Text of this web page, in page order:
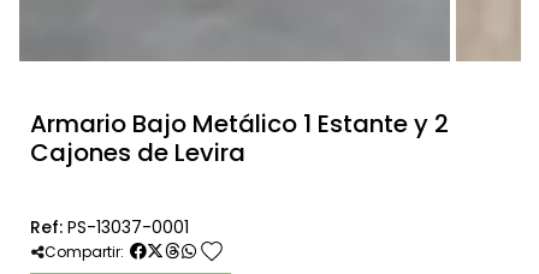
Armario Bajo Metálico 1 Estante y 2
Cajones de Levira
Ref: PS-13037-0001
Compartir: favorite